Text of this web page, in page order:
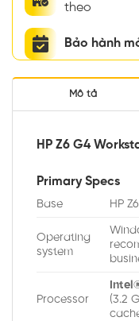
theo
Bảo hành
Mô tả
HP Z6 G4
Primary Specs
Base HP
Operating
system
Processor
(3.2